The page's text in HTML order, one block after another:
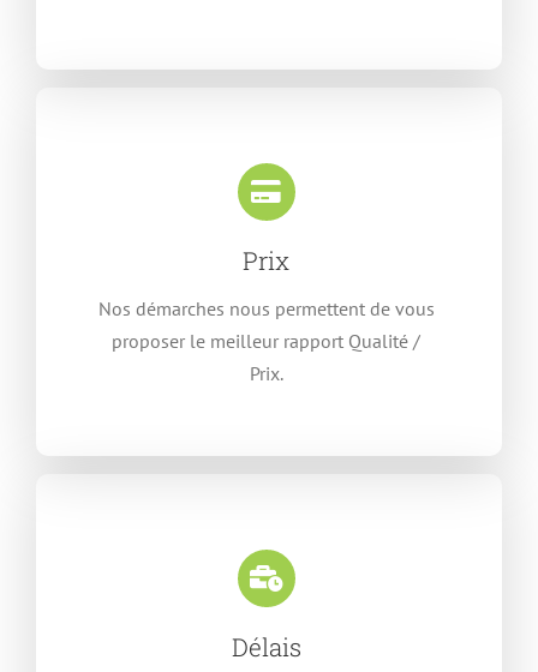
Prix
Nos démarches nous permettent de vous
proposer le meilleur rapport Qualité /
Prix.
Délais